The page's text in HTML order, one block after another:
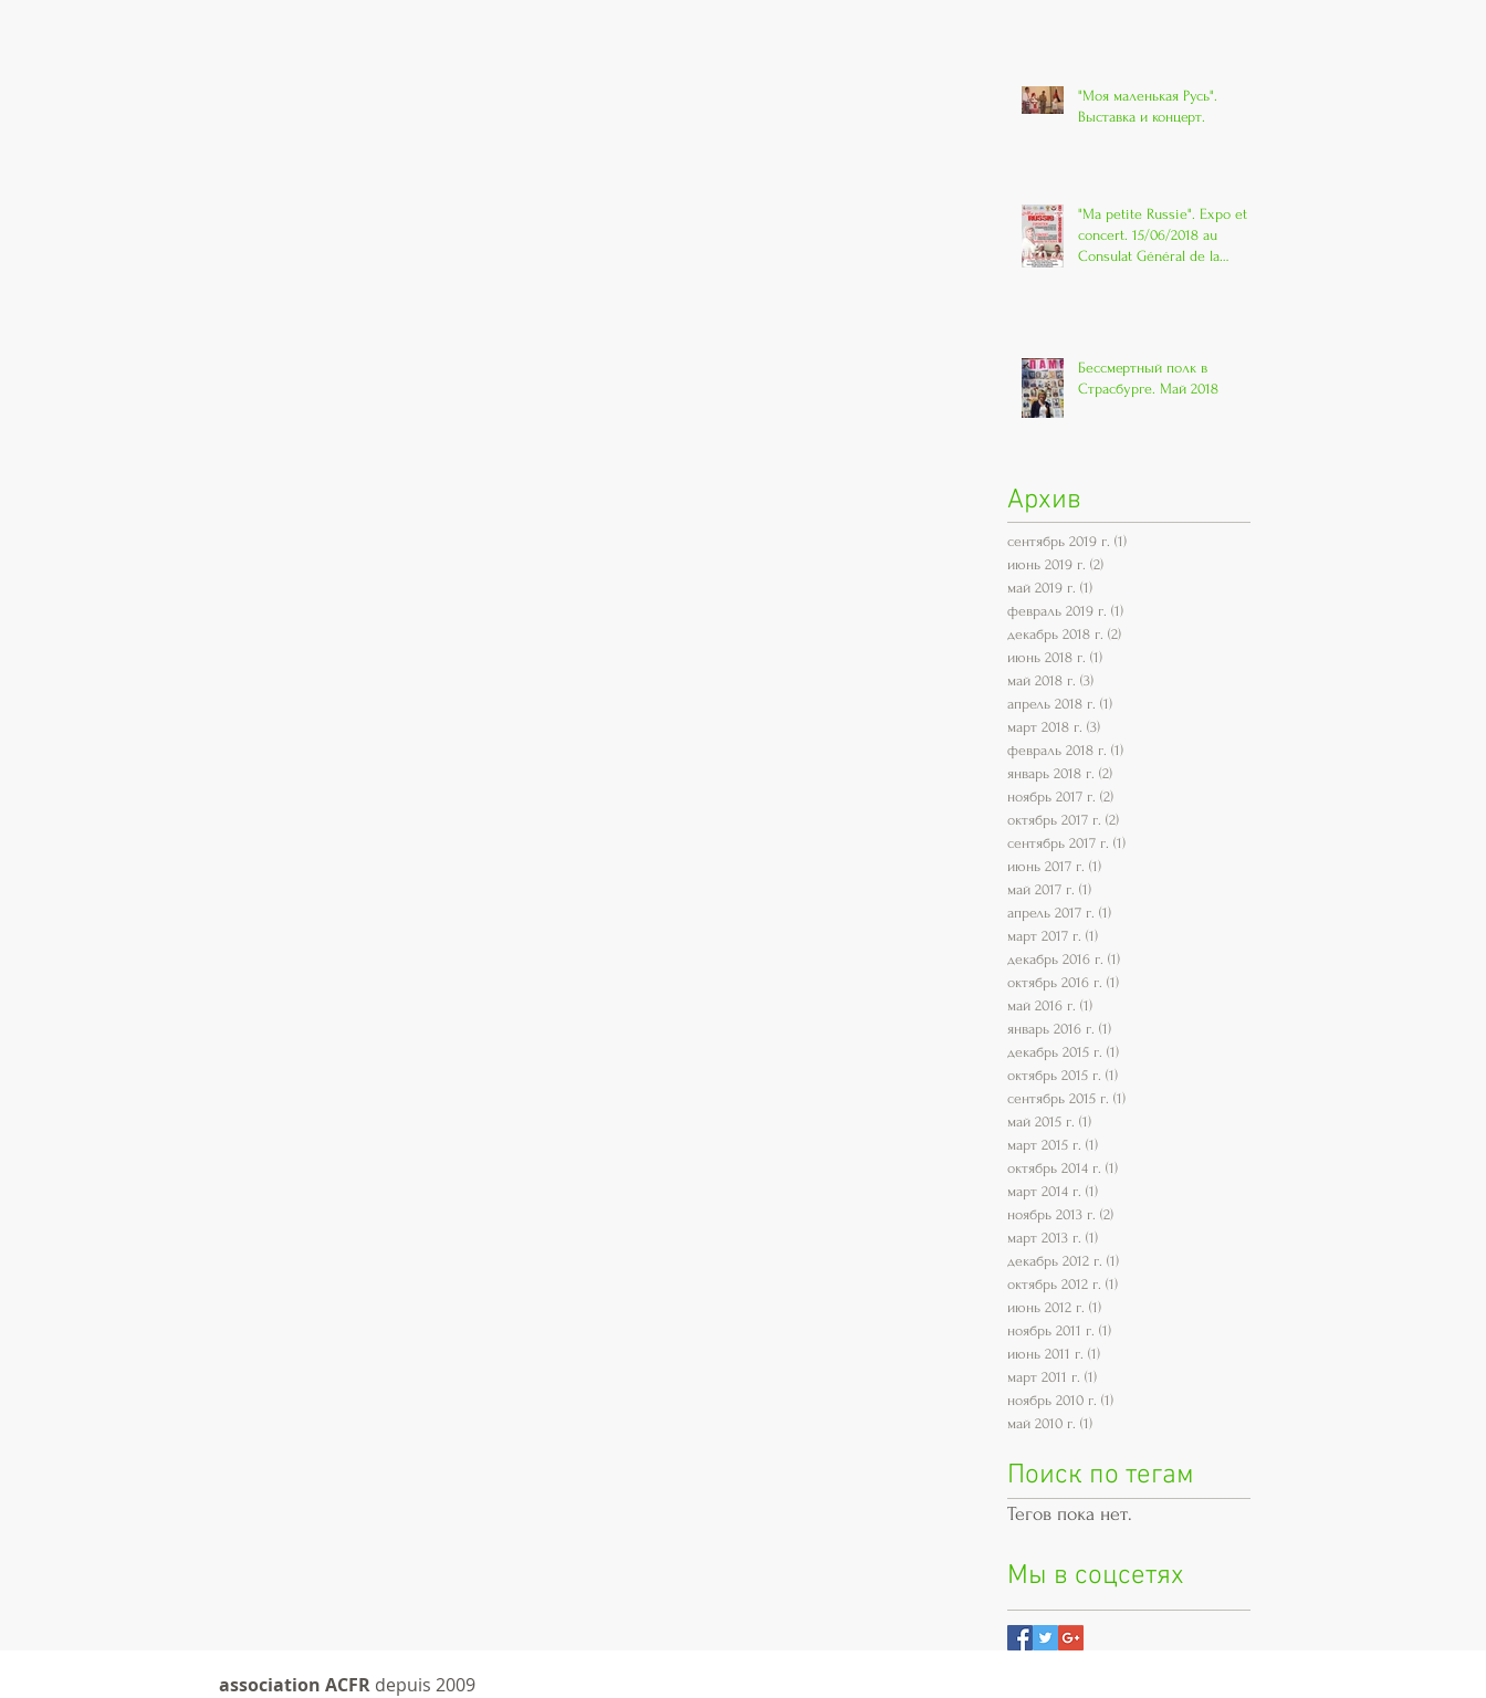
"Моя маленькая Русь".
Выставка и концерт.
"Ma petite Russie". Expo et
concert. 15/06/2018 au
Consulat Général de la
Бессмертный полк в
Страсбурге. Май 2018
Архив
сентябрь 2019 г. (1)
июнь 2019 г. (2)
май 2019 г. (1)
февраль 2019 г. (1)
декабрь 2018 г. (2)
июнь 2018 г. (1)
май 2018 г. (3)
апрель 2018 г. (1)
март 2018 г. (3)
февраль 2018 г. (1)
январь 2018 г. (2)
ноябрь 2017 г. (2)
октябрь 2017 г. (2)
сентябрь 2017 г. (1)
июнь 2017 г. (1)
май 2017 г. (1)
апрель 2017 г. (1)
март 2017 г. (1)
декабрь 2016 г. (1)
октябрь 2016 г. (1)
май 2016 г. (1)
январь 2016 г. (1)
декабрь 2015 г. (1)
октябрь 2015 г. (1)
сентябрь 2015 г. (1)
май 2015 г. (1)
март 2015 г. (1)
октябрь 2014 г. (1)
март 2014 г. (1)
ноябрь 2013 г. (2)
март 2013 г. (1)
декабрь 2012 г. (1)
октябрь 2012 г. (1)
июнь 2012 г. (1)
ноябрь 2011 г. (1)
июнь 2011 г. (1)
март 2011 г. (1)
ноябрь 2010 г. (1)
май 2010 г. (1)
Поиск по тегам
Тегов пока нет.
Мы в соцсетях
association ACFR depuis 2009